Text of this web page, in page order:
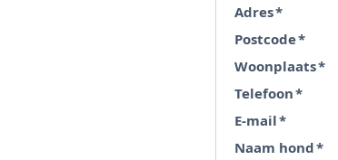
Adres*
Postcode*
Woonplaats*
Telefoon*
E-mail*
Naam hond*